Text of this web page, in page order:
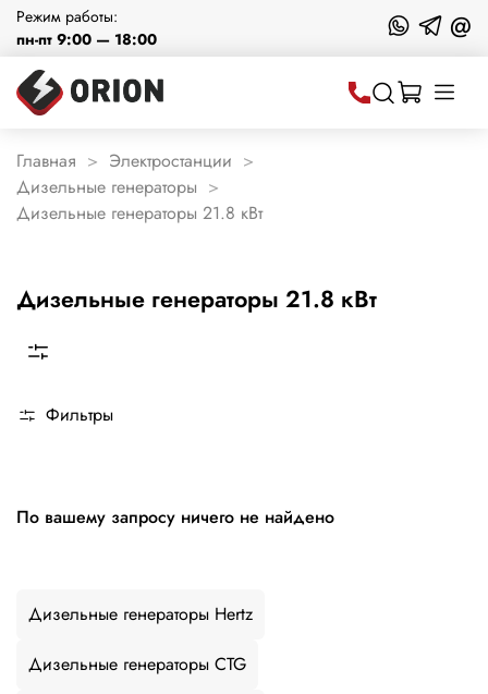
Режим работы:
пн-пт 9:00 — 18:00
@
Главная
Электростанции
Дизельные генераторы
Дизельные генераторы 21.8 кВт
Дизельные генераторы 21.8 кВт
Фильтры
По вашему запросу ничего не найдено
Дизельные генераторы Hertz
Дизельные генераторы CTG